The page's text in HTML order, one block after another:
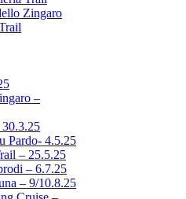
Zingaro
–
Pardo- 4.5.25
– 25.5.25
– 6.7.25
– 9/10.8.25